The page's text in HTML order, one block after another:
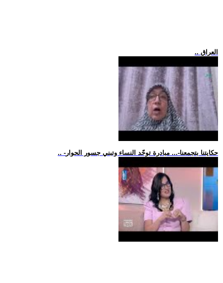
.. العراق
.. -حكايتنا بتجمعنا-... مبادرة توحّد النساء وتبني جسور الحوار